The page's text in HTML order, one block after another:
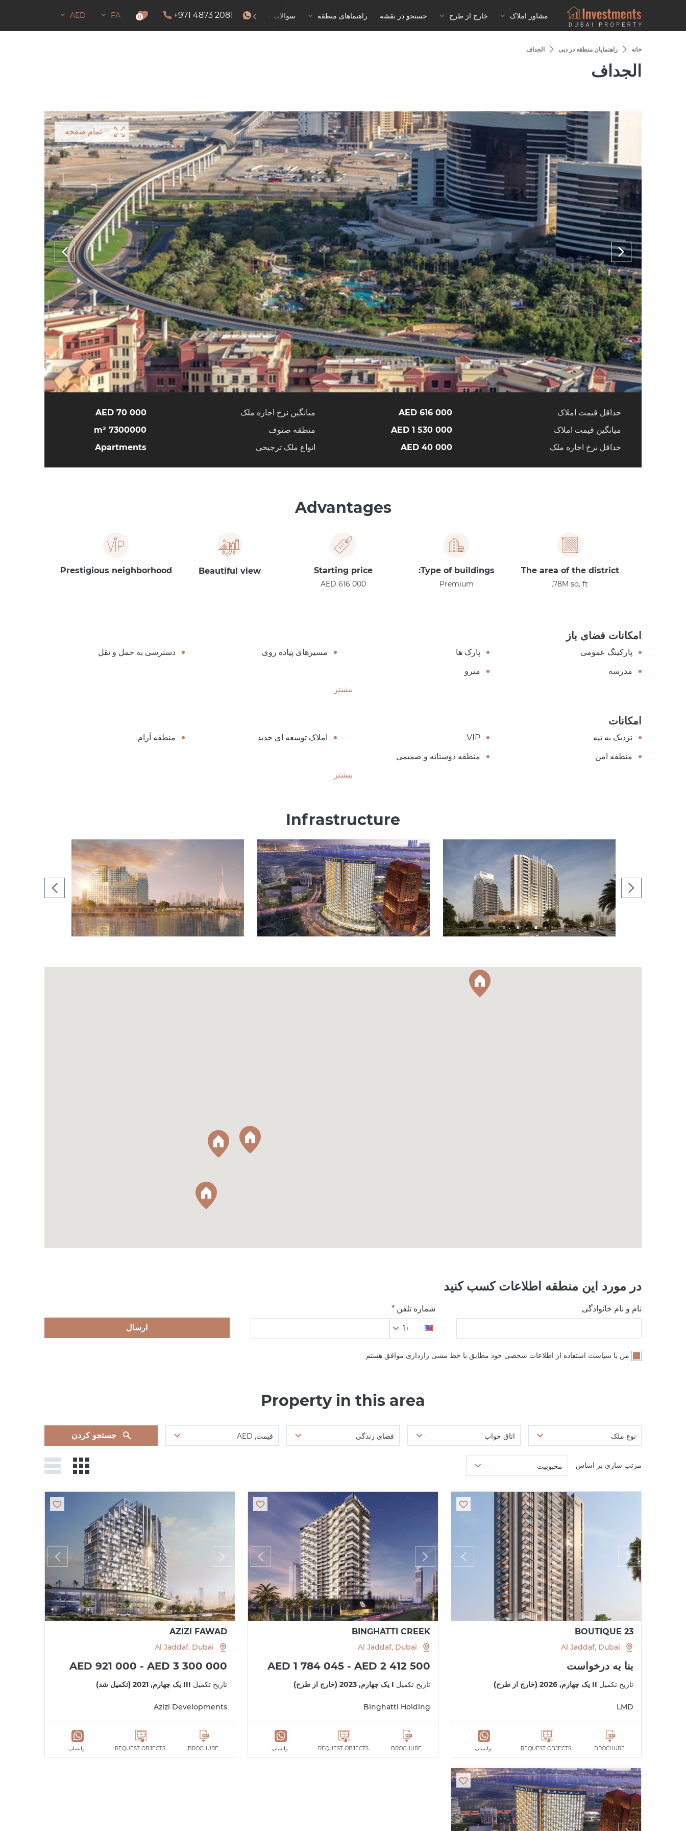
مشاور املاک خارج از طرح جستجو در نقشه راهنماهای منطقه سوالات متداول اجازه اقامت
+971 4873 2081
0
FA
AED
خانه راهنمایان منطقه در دبی الجداف
الجداف
تمام صفحه
حداقل قیمت املاک
616 000 AED
میانگین قیمت املاک
1 530 000 AED
حداقل نرخ اجاره ملک
40 000 AED
میانگین نرخ اجاره ملک
70 000 AED
منطقه صنوف
7300000 m²
انواع ملک ترجیحی
Apartments
Advantages
The area of the district
78M sq. ft.
Type of buildings:
Premium
Starting price
AED 616 000
Beautiful view
Prestigious neighborhood
امکانات فضای باز
پارکینگ عمومی پارک ها مسیرهای پیاده روی
دسترسی به حمل و نقل
مدرسه
مترو
بیشتر
امکانات
نزدیک به تپه VIP املاک توسعه ای جدید
منطقه آرام
منطقه امن
منطقه دوستانه و صمیمی
بیشتر
Infrastructure
در مورد این منطقه اطلاعات کسب کنید
نام و نام خانوادگی شماره تلفن *
+1 ارسال
من با سیاست استفاده از اطلاعات شخصی خود مطابق با خط مشی رازداری موافق هستم
Property in this area
نوع ملک اتاق خواب فضای زندگی قیمت, AED جستجو کردن
مرتب سازی بر اساس محبوبیت
BOUTIQUE 23
Al Jaddaf, Dubai
بنا به درخواست
تاریخ تکمیل II یک چهارم, 2026 (خارج از طرح)
LMD
BROCHURE
REQUEST OBJECTS واتساپ
BINGHATTI CREEK
Al Jaddaf, Dubai
AED 1 784 045 - AED 2 412 500
تاریخ تکمیل I یک چهارم, 2023 (خارج از طرح)
Binghatti Holding
BROCHURE
REQUEST OBJECTS واتساپ
AZIZI FAWAD
Al Jaddaf, Dubai
AED 921 000 - AED 3 300 000
تاریخ تکمیل III یک چهارم, 2021 (تکمیل شد)
Azizi Developments
BROCHURE
REQUEST OBJECTS واتساپ